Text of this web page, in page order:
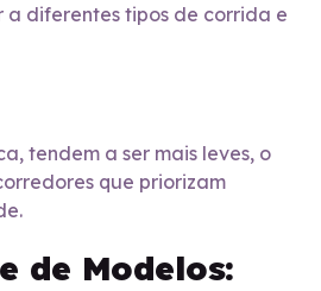
diferentes tipos de corrida e
tendem a ser mais leves, o
que priorizam
de Modelos: